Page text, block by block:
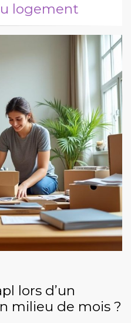
logement
lors d’un
milieu de mois ?